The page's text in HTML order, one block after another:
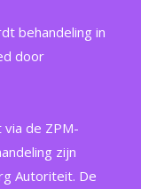
behandeling in
door
via de ZPM-
zijn
Autoriteit. De